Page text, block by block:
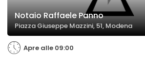
Notaio Raffaele Panno
Piazza Giuseppe Mazzini, 51, Modena
Apre alle 09:00